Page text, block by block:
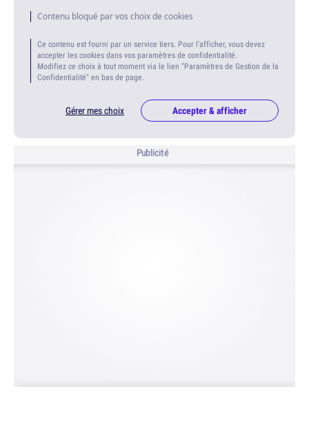
Contenu bloqué par vos choix de cookies
Ce contenu est fourni par un service tiers. Pour l'afficher, vous devez
accepter les cookies dans vos paramètres de confidentialité.
Modifiez ce choix à tout moment via le lien "Paramètres de Gestion de la
Confidentialité" en bas de page.
Gérer mes choix Accepter & afficher
Publicité